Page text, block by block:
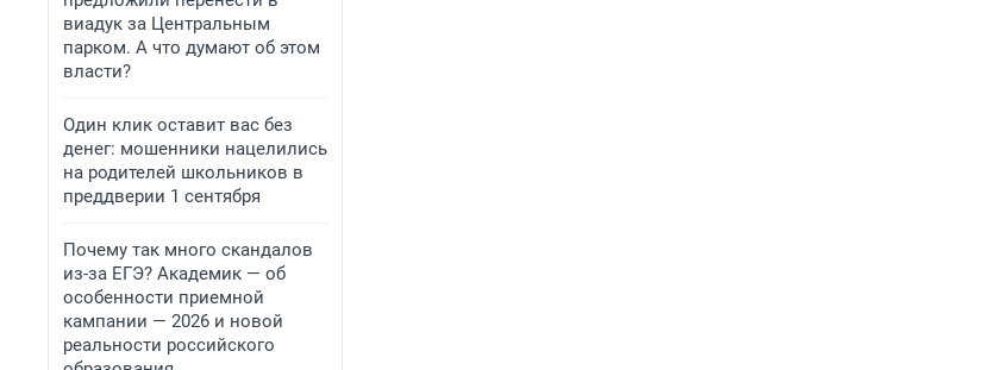
виадук за Центральным
парком. А что думают об этом
власти?
Один клик оставит вас без
денег: мошенники нацелились
на родителей школьников в
преддверии 1 сентября
Почему так много скандалов
из-за ЕГЭ? Академик — об
особенности приемной
кампании — 2026 и новой
реальности российского